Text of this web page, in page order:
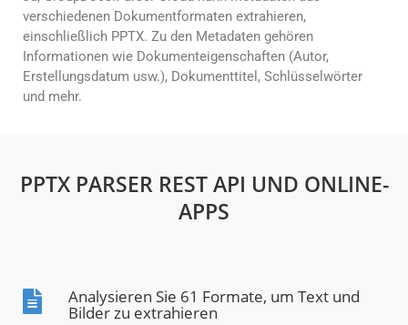
verschiedenen Dokumentformaten extrahieren,
einschließlich PPTX. Zu den Metadaten gehören
Informationen wie Dokumenteigenschaften (Autor,
Erstellungsdatum usw.), Dokumenttitel, Schlüsselwörter
und mehr.
PPTX PARSER REST API UND ONLINE-
APPS
Analysieren Sie 61 Formate, um Text und
Bilder zu extrahieren